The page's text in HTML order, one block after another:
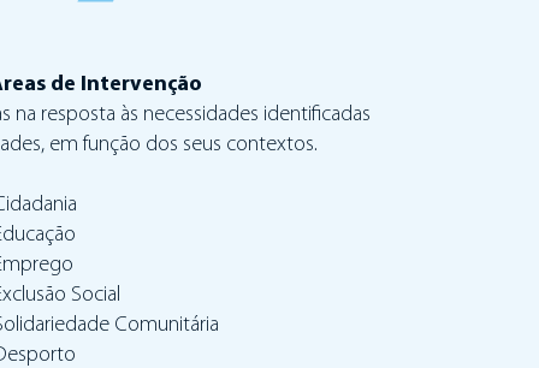
de Intervenção
na resposta às necessidades identificadas
em função dos seus contextos.
Social
Comunitária